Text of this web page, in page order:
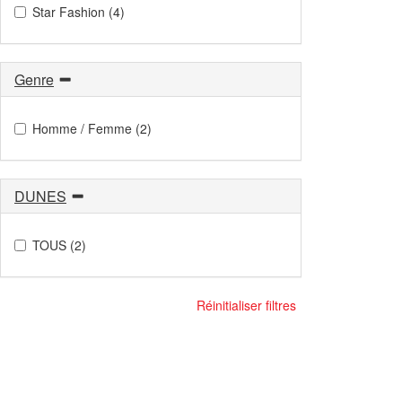
Star Fashion (4)
Genre
Homme / Femme (2)
DUNES
TOUS (2)
Réinitialiser filtres